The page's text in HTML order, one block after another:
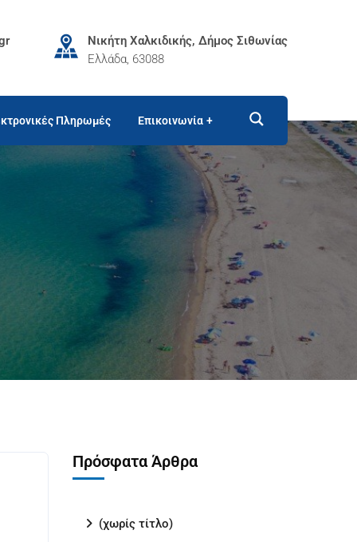
Νικήτη Χαλκιδικής, Δήμος Σιθωνίας
Ελλάδα, 63088
Πληρωμές Επικοινωνία
Πρόσφατα Άρθρα
(χωρίς τίτλο)